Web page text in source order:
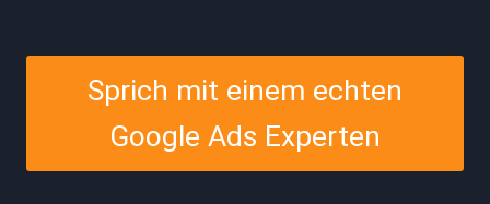
Sprich mit einem echten
Google Ads Experten